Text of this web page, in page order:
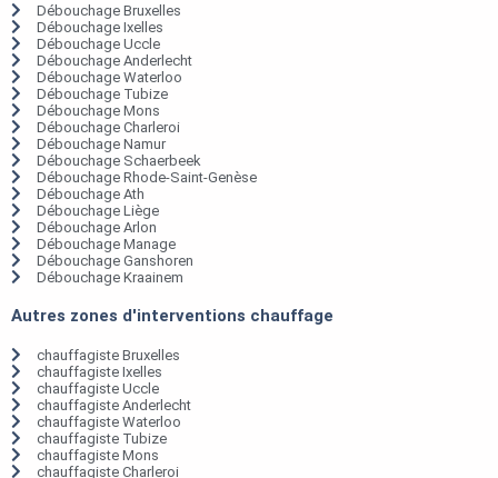
Débouchage Bruxelles
Débouchage Ixelles
Débouchage Uccle
Débouchage Anderlecht
Débouchage Waterloo
Débouchage Tubize
Débouchage Mons
Débouchage Charleroi
Débouchage Namur
Débouchage Schaerbeek
Débouchage Rhode-Saint-Genèse
Débouchage Ath
Débouchage Liège
Débouchage Arlon
Débouchage Manage
Débouchage Ganshoren
Débouchage Kraainem
Autres zones d'interventions chauffage
chauffagiste Bruxelles
chauffagiste Ixelles
chauffagiste Uccle
chauffagiste Anderlecht
chauffagiste Waterloo
chauffagiste Tubize
chauffagiste Mons
chauffagiste Charleroi